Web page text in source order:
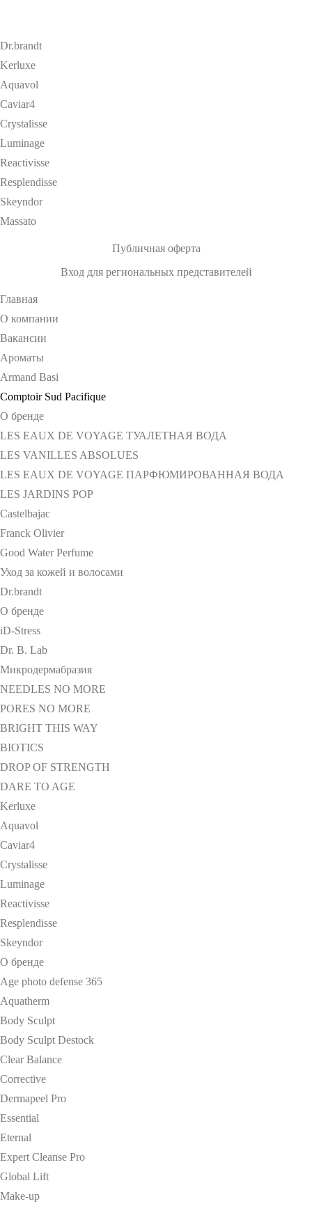
Dr.brandt
Kerluxe
Aquavol
Caviar4
Crystalisse
Luminage
Reactivisse
Resplendisse
Skeyndor
Massato
Публичная оферта
Вход для региональных представителей
Главная
О компании
Вакансии
Ароматы
Armand Basi
Comptoir Sud Pacifique
О бренде
LES EAUX DE VOYAGE ТУАЛЕТНАЯ ВОДА
LES VANILLES ABSOLUES
LES EAUX DE VOYAGE ПАРФЮМИРОВАННАЯ ВОДА
LES JARDINS POP
Castelbajac
Franck Olivier
Good Water Perfume
Уход за кожей и волосами
Dr.brandt
О бренде
iD-Stress
Dr. B. Lab
Микродермабразия
NEEDLES NO MORE
PORES NO MORE
BRIGHT THIS WAY
BIOTICS
DROP OF STRENGTH
DARE TO AGE
Kerluxe
Aquavol
Caviar4
Crystalisse
Luminage
Reactivisse
Resplendisse
Skeyndor
О бренде
Age photo defense 365
Aquatherm
Body Sculpt
Body Sculpt Destock
Clear Balance
Corrective
Dermapeel Pro
Essential
Eternal
Expert Cleanse Pro
Global Lift
Make-up